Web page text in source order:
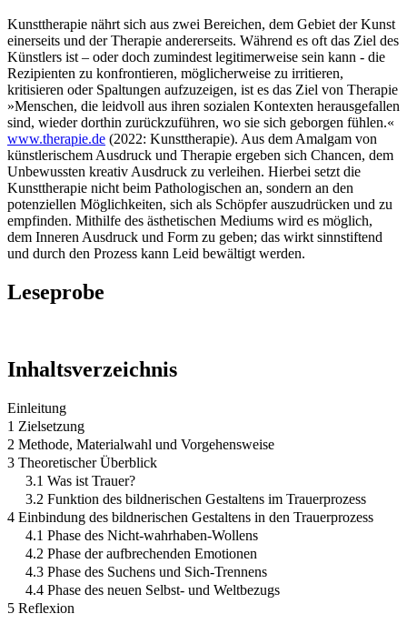
Kunsttherapie nährt sich aus zwei Bereichen, dem Gebiet der Kunst
einerseits und der Therapie andererseits. Während es oft das Ziel des
Künstlers ist – oder doch zumindest legitimerweise sein kann - die
Rezipienten zu konfrontieren, möglicherweise zu irritieren,
kritisieren oder Spaltungen aufzuzeigen, ist es das Ziel von Therapie
»Menschen, die leidvoll aus ihren sozialen Kontexten herausgefallen
sind, wieder dorthin zurückzuführen, wo sie sich geborgen fühlen.«
www.therapie.de (2022: Kunsttherapie). Aus dem Amalgam von
künstlerischem Ausdruck und Therapie ergeben sich Chancen, dem
Unbewussten kreativ Ausdruck zu verleihen. Hierbei setzt die
Kunsttherapie nicht beim Pathologischen an, sondern an den
potenziellen Möglichkeiten, sich als Schöpfer auszudrücken und zu
empfinden. Mithilfe des ästhetischen Mediums wird es möglich,
dem Inneren Ausdruck und Form zu geben; das wirkt sinnstiftend
und durch den Prozess kann Leid bewältigt werden.
Leseprobe
Inhaltsverzeichnis
Einleitung
1 Zielsetzung
2 Methode, Materialwahl und Vorgehensweise
3 Theoretischer Überblick
3.1 Was ist Trauer?
3.2 Funktion des bildnerischen Gestaltens im Trauerprozess
4 Einbindung des bildnerischen Gestaltens in den Trauerprozess
4.1 Phase des Nicht-wahrhaben-Wollens
4.2 Phase der aufbrechenden Emotionen
4.3 Phase des Suchens und Sich-Trennens
4.4 Phase des neuen Selbst- und Weltbezugs
5 Reflexion